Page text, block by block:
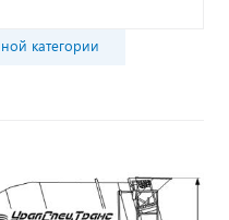
категории